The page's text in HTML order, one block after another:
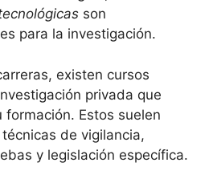
son
para la investigación.
existen cursos
privada que
formación. Estos suelen
de vigilancia,
y legislación específica.